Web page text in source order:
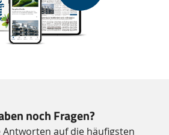
noch Fragen?
Antworten auf die häufigsten